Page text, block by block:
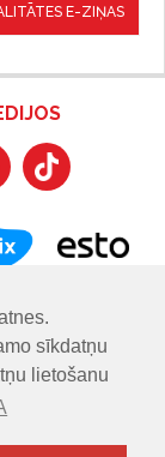
sīkdatņu
lietošanu
E-ZIŅAS